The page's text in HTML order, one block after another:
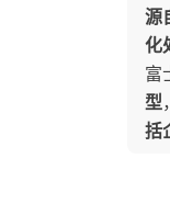
源
化
富
型
括